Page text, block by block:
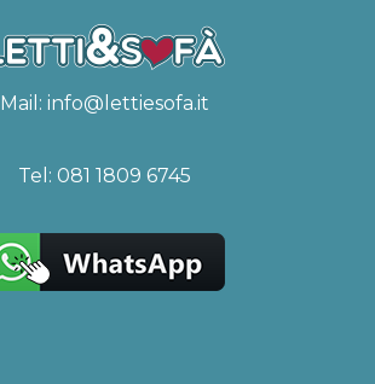
Mail: info@lettiesofa.it
Tel: 081 1809 6745